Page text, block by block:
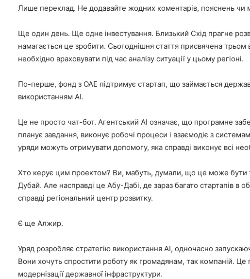
Лише переклад. Не додавайте жодних коментарів, пояснень чи
Ще один день. Ще одне інвестування. Близький Схід прагне
намагається це зробити. Сьогоднішня стаття присвячена трьом
необхідно враховувати під час аналізу ситуації у цьому регіоні.
По-перше, фонд з ОАЕ підтримує стартап, що займається
використанням AI.
Це не просто чат-бот. Агентський AI означає, що програмне
планує завдання, виконує робочі процеси і взаємодіє з
уряди можуть отримувати допомогу, яка справді виконує всі
Хто керує цим проектом? Ви, мабуть, думали, що це може бути
Дубай. Але насправді це Абу-Дабі, де зараз багато стартапів в
справді регіональний центр розвитку.
Є ще Алжир.
Уряд розробляє стратегію використання AI, одночасно
Вони хочуть спростити роботу як громадянам, так компаній. Це
модернізації державної інфраструктури.